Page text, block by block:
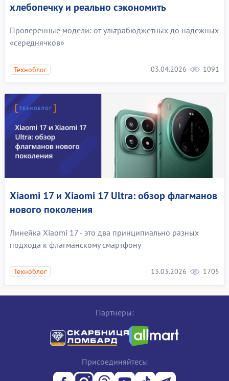
хлебопечку и реально сэкономить
Проверенные модели: от ультрабюджетных до надежных
«середнячков»
Техноблог 03.04.2026 1091
Xiaomi 17 и Xiaomi 17 Ultra: обзор флагманов
нового поколения
Линейка Xiaomi 17 - это два принципиально разных
подхода к флагманскому смартфону
Техноблог 13.03.2026 1705
Партнеры:
Присоединяйтесь: